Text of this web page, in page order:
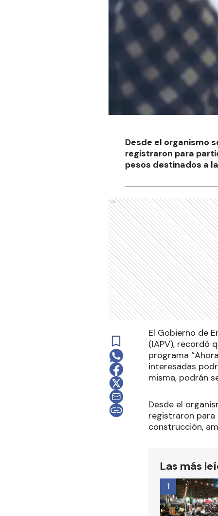
Desde el organismo
registraron para
pesos destinados a
Ads
El Gobierno de
(IAPV), recordó
programa
interesadas
misma, podrán
Desde el
registraron
construcción,
Las más
1